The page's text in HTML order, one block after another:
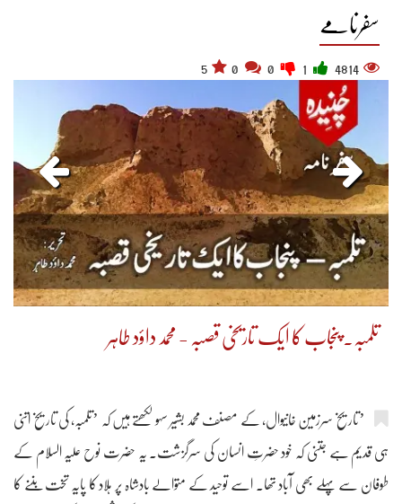
سفرنامے
4814
5
تلمبہ. پنجاب کا ایک تاریخی قصبہ - محمد داؤد طاہر
’تاریخ سرزمین خانیوال، کے مصنف محمد بشیر سہو لکھتے ہیں کہ ’تلمبہ، کی تاریخ اتنی
ہی قدیم ہے جتنی کہ خود حضرتِ انسان کی سرگزشت۔ یہ حضرت نوح علیہ السلام کے
طوفان سے پہلے بھی آباد تھا۔ اسے توحید کے متوالے بادشاہ پر ہلاد کا پایہ تخت بننے کا